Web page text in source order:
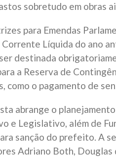
sobretudo em obras
para Emendas
Corrente Líquida do ano
destinada
a Reserva de
como o pagamento de
abrange o
e Legislativo, além de
sanção do prefeito. A
Adriano Both, Douglas